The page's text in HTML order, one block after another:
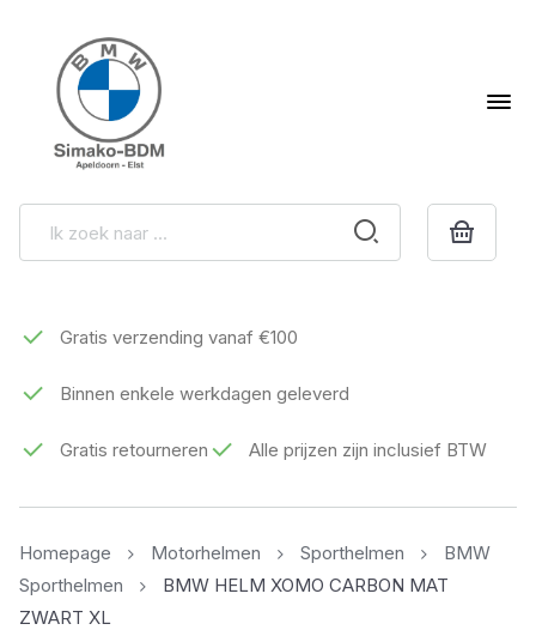
Gratis verzending vanaf €100
Binnen enkele werkdagen geleverd
Gratis retourneren Alle prijzen zijn inclusief BTW
Homepage Motorhelmen Sporthelmen
BMW
Sporthelmen
BMW HELM XOMO CARBON MAT
ZWART XL